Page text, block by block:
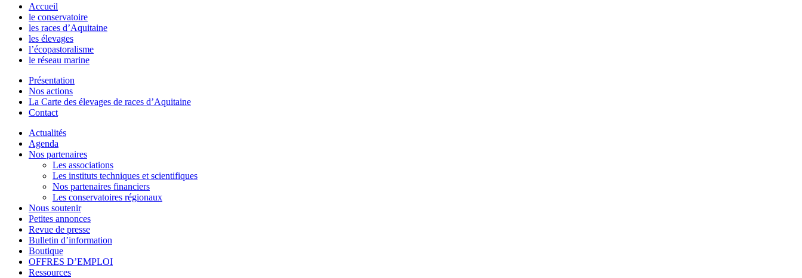
Accueil
le conservatoire
les races d’Aquitaine
les élevages
l’écopastoralisme
le réseau marine
Présentation
Nos actions
La Carte des élevages de races d’Aquitaine
Contact
Actualités
Agenda
Nos partenaires
Les associations
Les instituts techniques et scientifiques
Nos partenaires financiers
Les conservatoires régionaux
Nous soutenir
Petites annonces
Revue de presse
Bulletin d’information
Boutique
OFFRES D’EMPLOI
Ressources